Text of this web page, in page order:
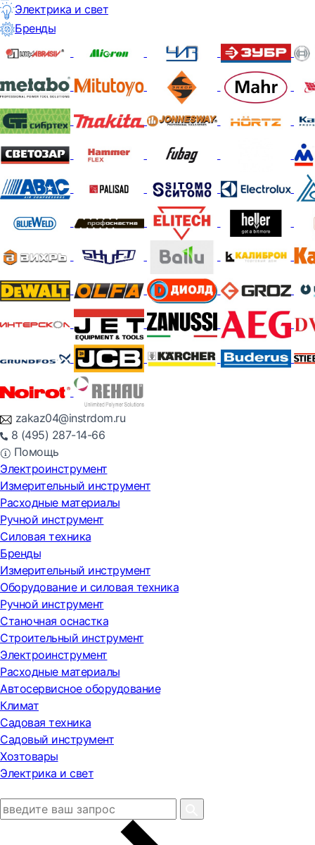
Электрика и свет
Бренды
zakaz04@instrdom.ru
8 (495) 287-14-66
Помощь
Электроинструмент
Измерительный инструмент
Расходные материалы
Ручной инструмент
Силовая техника
Бренды
Измерительный инструмент
Оборудование и силовая техника
Ручной инструмент
Станочная оснастка
Строительный инструмент
Электроинструмент
Расходные материалы
Автосервисное оборудование
Климат
Садовая техника
Садовый инструмент
Хозтовары
Электрика и свет